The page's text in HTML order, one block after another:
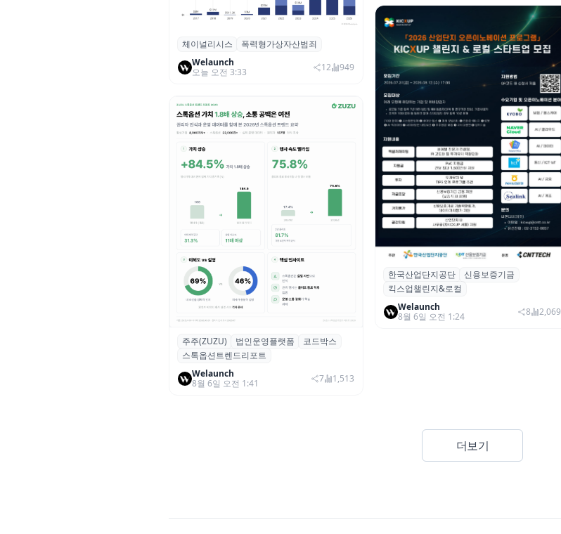
체이널리시스 “가상자산 보유자 대상 폭
력 범죄 증가…상반기 탈취액 3000만 달
러 돌파
체이널리시스
폭력형가상자산범죄
Welaunch
오늘 오전 3:33
12 949
스톡옵션 취소율 2년 만에
18.2%→31.3%…권리 발생 즉시 행사 비
중도 급증
주주(ZUZU) 법인운영플랫폼
코드박스
스톡옵션트렌드리포트
Welaunch
8월 6일 오전 1:41
7 1,513
산단공·신보, 2026 ‘킥스업 챌린지&로컬’
참여 스타트업 모집
한국산업단지공단
신용보증기금
킥스업챌린지&로컬
Welaunch
8월 6일 오전 1:24
8 2,069
더보기